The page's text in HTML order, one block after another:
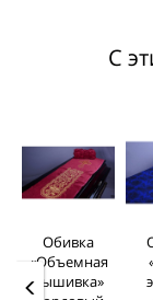
С
Обивка
«Объемная
вышивка»